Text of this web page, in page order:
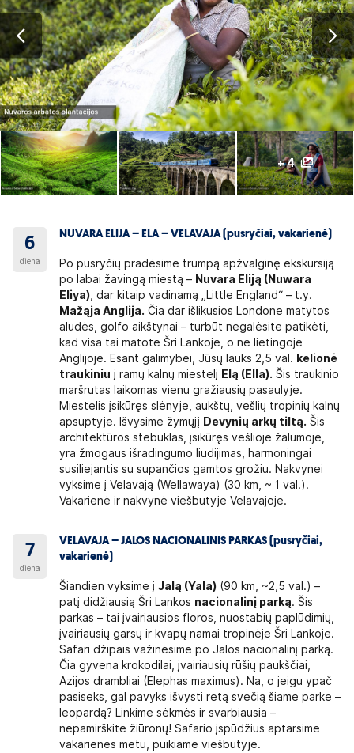
+ 4
6
diena
NUVARA ELIJA – ELA – VELAVAJA (pusryčiai, vakarienė)
Po pusryčių pradėsime trumpą apžvalginę ekskursiją
po labai žavingą miestą – Nuvara Eliją (Nuwara
Eliya) , dar kitaip vadinamą „Little England“ – t.y.
Mažąja Anglija. Čia dar išlikusios Londone matytos
aludės, golfo aikštynai – turbūt negalėsite patikėti,
kad visa tai matote Šri Lankoje, o ne lietingoje
Anglijoje. Esant galimybei, Jūsų lauks 2,5 val. kelionė
traukiniu į ramų kalnų miestelį Elą (Ella). Šis traukinio
maršrutas laikomas vienu gražiausių pasaulyje.
Miestelis įsikūręs slėnyje, aukštų, vešlių tropinių kalnų
apsuptyje. Išvysime žymųjį Devynių arkų tiltą. Šis
architektūros stebuklas, įsikūręs vešlioje žalumoje,
yra žmogaus išradingumo liudijimas, harmoningai
susiliejantis su supančios gamtos grožiu. Nakvynei
vyksime į Velavają (Wellawaya) (30 km, ~ 1 val.).
Vakarienė ir nakvynė viešbutyje Velavajoje.
7
diena
VELAVAJA – JALOS NACIONALINIS PARKAS (pusryčiai,
vakarienė)
Šiandien vyksime įJalą (Yala) (90 km, ~2,5 val.) –
patį didžiausią Šri Lankos nacionalinį parką. Šis
parkas – tai įvairiausios floros, nuostabių paplūdimių,
įvairiausių garsų ir kvapų namai tropinėje Šri Lankoje.
Safari džipais važinėsime po Jalos nacionalinį parką.
Čia gyvena krokodilai, įvairiausių rūšių paukščiai,
Azijos drambliai (Elephas maximus). Na, o jeigu ypač
pasiseks, gal pavyks išvysti retą svečią šiame parke –
leopardą? Linkime sėkmės ir svarbiausia –
nepamirškite žiūronų! Safario įspūdžius aptarsime
vakarienės metu, puikiame viešbutyje.